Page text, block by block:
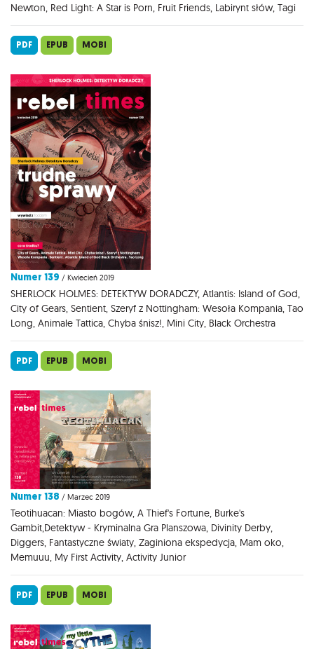
Newton, Red Light: A Star is Porn, Fruit Friends, Labirynt słów, Tagi
PDF EPUB MOBI
Numer 139 / Kwiecień 2019
SHERLOCK HOLMES: DETEKTYW DORADCZY, Atlantis: Island of God,
City of Gears, Sentient, Szeryf z Nottingham: Wesoła Kompania, Tao
Long, Animale Tattica, Chyba śnisz!, Mini City, Black Orchestra
PDF EPUB MOBI
Numer 138 / Marzec 2019
Teotihuacan: Miasto bogów, A Thief's Fortune, Burke's
Gambit,Detektyw - Kryminalna Gra Planszowa, Divinity Derby,
Diggers, Fantastyczne światy, Zaginiona ekspedycja, Mam oko,
Memuuu, My First Activity, Activity Junior
PDF EPUB MOBI